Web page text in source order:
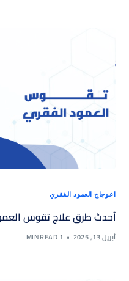
اعوجاج العمود الفقري
أحدث طرق علاج تقوس
أبريل 13, 2025 1 MIN READ